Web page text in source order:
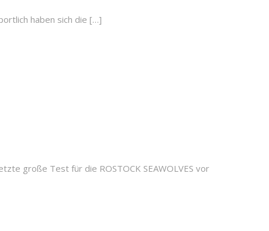
haben sich die […]
große Test für die ROSTOCK SEAWOLVES vor